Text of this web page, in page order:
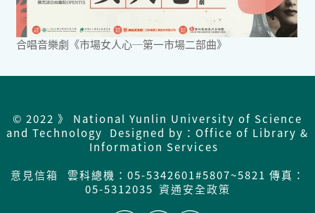
合唱音樂劇《市場女人心─第一市場二部曲》
© 2022 》 National Yunlin University of Science
and Technology Designed by：Office of Library &
Information Services
意見信箱
雲科總機：05-5342601#5807~5821 傳真：
05-5312035 資通安全政策